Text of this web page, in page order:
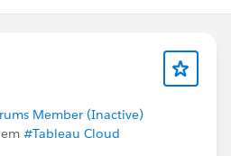
Member (Inactive)
#Tableau Cloud